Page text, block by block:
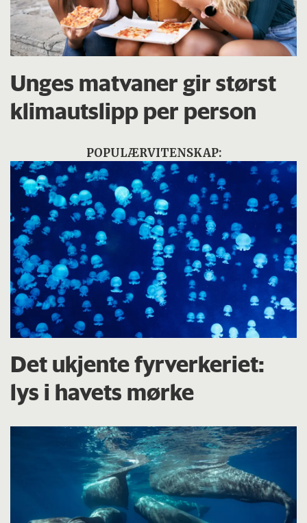
Unges matvaner gir størst
klimautslipp per person
POPULÆRVITENSKAP:
Det ukjente fyrverkeriet:
lys i havets mørke